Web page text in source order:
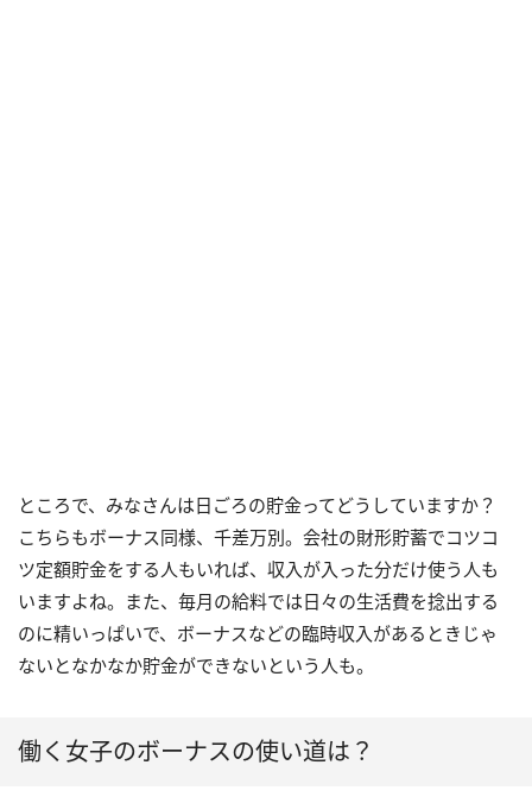
ところで、みなさんは日ごろの貯金ってどうしていますか？
こちらもボーナス同様、千差万別。会社の財形貯蓄でコツコ
ツ定額貯金をする人もいれば、収入が入った分だけ使う人も
いますよね。また、毎月の給料では日々の生活費を捻出する
のに精いっぱいで、ボーナスなどの臨時収入があるときじゃ
ないとなかなか貯金ができないという人も。
働く女子のボーナスの使い道は？